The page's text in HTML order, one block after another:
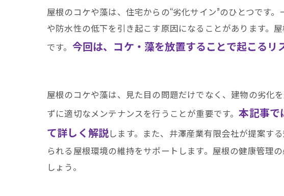
屋根のコケや藻は、住宅からの“劣化サイン”のひとつです
や防水性の低下を引き起こす原因になることがあります。
です。 今回は、コケ・藻を放置することで起こる
屋根のコケや藻は、見た目の問題だけでなく、建物の劣化
ずに適切なメンテナンスを行うことが重要です。本記事で
て詳しく解説します。また、井澤産業有限会社が提案す
られる屋根環境の維持をサポートします。屋根の健康管理
しょう。